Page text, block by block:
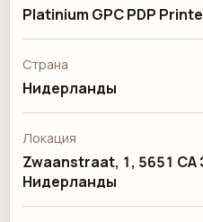
Platinium GPC PDP
Страна
Нидерланды
Локация
Zwaanstraat, 1, 5651 CA
Нидерланды